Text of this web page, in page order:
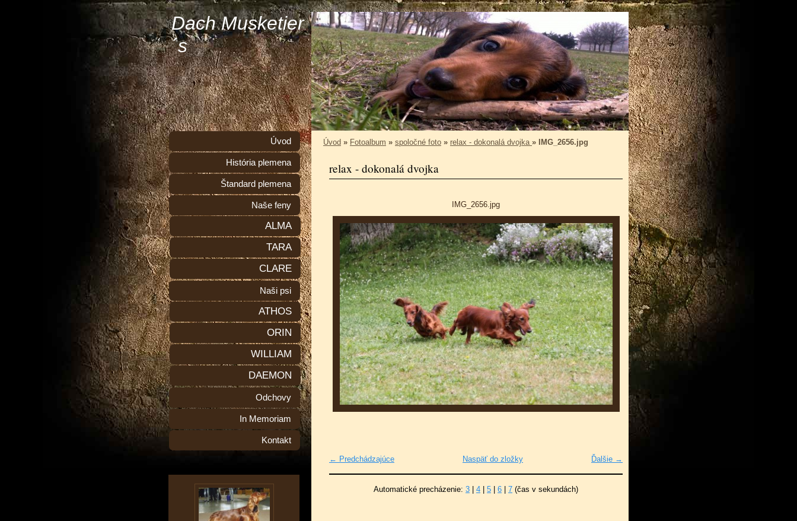
Dach Musketier
´s
Úvod » Fotoalbum » spoločné foto » relax - dokonalá dvojka » IMG_2656.jpg
relax - dokonalá dvojka
IMG_2656.jpg
← Predchádzajúce Ďalšie →
Naspäť do zložky
Automatické precházenie: 3 4 5 6 7 (čas v sekundách)
Úvod
História plemena
Štandard plemena
Naše feny
ALMA
TARA
CLARE
Naši psi
ATHOS
ORIN
WILLIAM
DAEMON
Odchovy
In Memoriam
Kontakt